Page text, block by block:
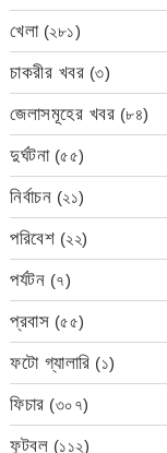
খেলা(২৮১)
চাকরীর খবর (৩)
জেলাসমূহের খবর (৮৪)
দুর্ঘটনা(৫৫)
নির্বাচন (২১)
পরিবেশ (২২)
পর্যটন (৭)
প্রবাস (৫৫)
ফটো গ্যালারি (১)
ফিচার (৩০৭)
ফুটবল (১১২)